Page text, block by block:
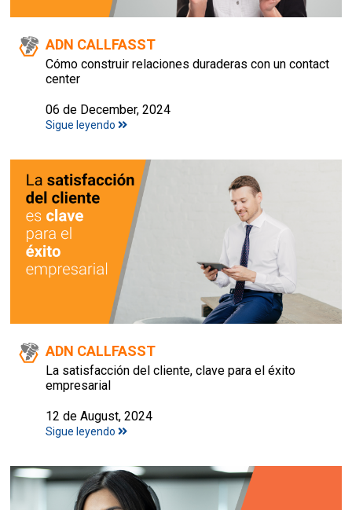
ADN CALLFASST
Cómo construir relaciones duraderas con un contact
center
06 de December, 2024
Sigue leyendo
ADN CALLFASST
La satisfacción del cliente, clave para el éxito
empresarial
12 de August, 2024
Sigue leyendo